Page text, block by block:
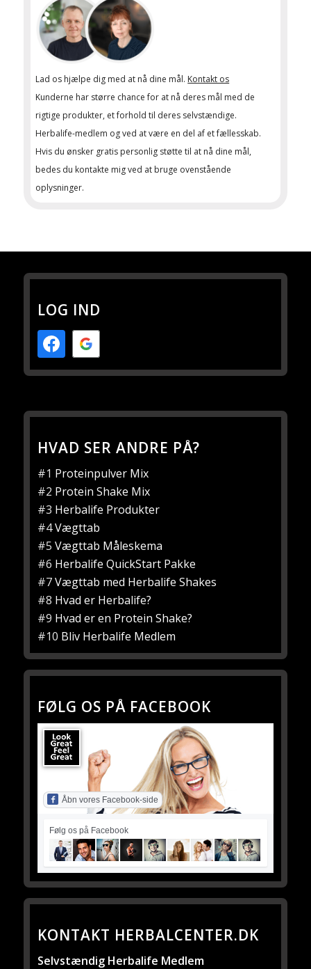
Lad os hjælpe dig med at nå dine mål. Kontakt os
Kunderne har større chance for at nå deres mål med de
rigtige produkter, et forhold til deres selvstændige.
Herbalife-medlem og ved at være en del af et fællesskab.
Hvis du ønsker gratis personlig støtte til at nå dine mål,
bedes du kontakte mig ved at bruge ovenstående
oplysninger.
LOG IND
HVAD SER ANDRE PÅ?
#1 Proteinpulver Mix
#2 Protein Shake Mix
#3 Herbalife Produkter
#4Vægttab
#5Vægttab Måleskema
#6 Herbalife QuickStart Pakke
#7Vægttab med Herbalife Shakes
#8 Hvad er Herbalife?
#9 Hvad er en Protein Shake?
#10 Bliv Herbalife Medlem
FØLG OS PÅ FACEBOOK
Åbn vores Facebook-side
Følg os på Facebook
KONTAKT HERBALCENTER.DK
Selvstændig Herbalife Medlem